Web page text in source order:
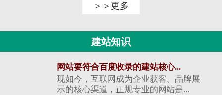
＞＞更多
建站知识
网站要符合百度收录的建站核心...
现如今，互联网成为企业获客、品牌展
示的核心渠道，正规专业的网站是...